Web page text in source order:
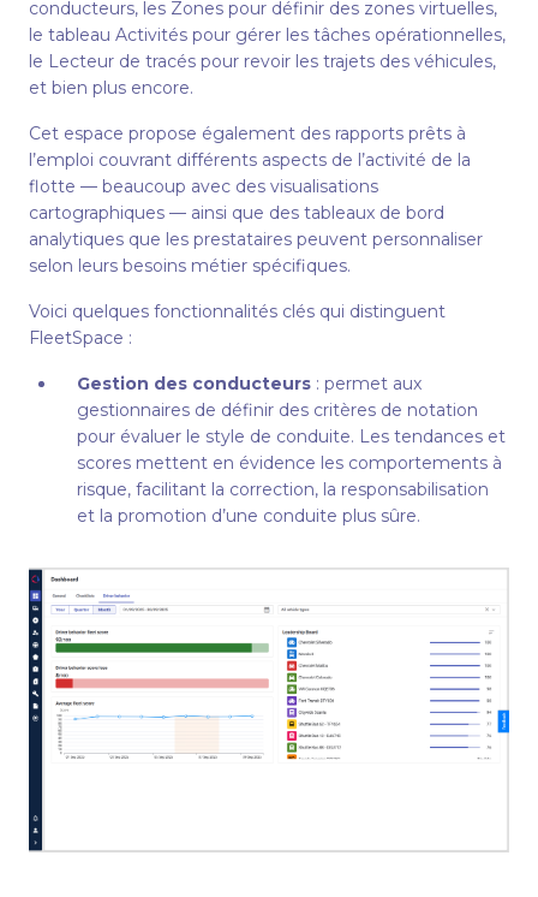
conducteurs, les Zones pour définir des zones virtuelles,
le tableau Activités pour gérer les tâches opérationnelles,
le Lecteur de tracés pour revoir les trajets des véhicules,
et bien plus encore.
Cet espace propose également des rapports prêts à
l’emploi couvrant différents aspects de l’activité de la
flotte — beaucoup avec des visualisations
cartographiques — ainsi que des tableaux de bord
analytiques que les prestataires peuvent personnaliser
selon leurs besoins métier spécifiques.
Voici quelques fonctionnalités clés qui distinguent
FleetSpace :
Gestion des conducteurs : permet aux
gestionnaires de définir des critères de notation
pour évaluer le style de conduite. Les tendances et
scores mettent en évidence les comportements à
risque, facilitant la correction, la responsabilisation
et la promotion d’une conduite plus sûre.